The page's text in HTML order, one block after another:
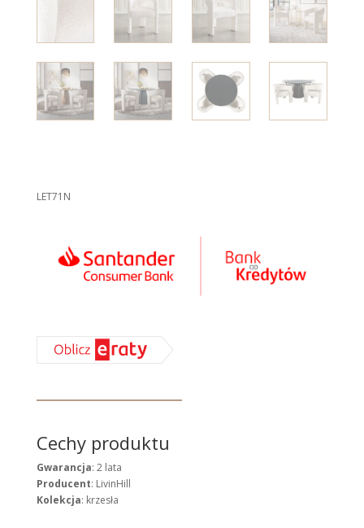
LET71N
Cechy produktu
Gwarancja: 2 lata
Producent: LivinHill
Kolekcja: krzesła